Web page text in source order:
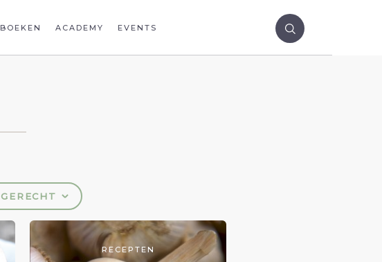
BOEKEN ACADEMY EVENTS
GERECHT
RECEPTEN